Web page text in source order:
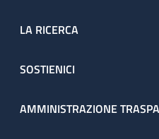
LA RICERCA
SOSTIENICI
AMMINISTRAZIONE